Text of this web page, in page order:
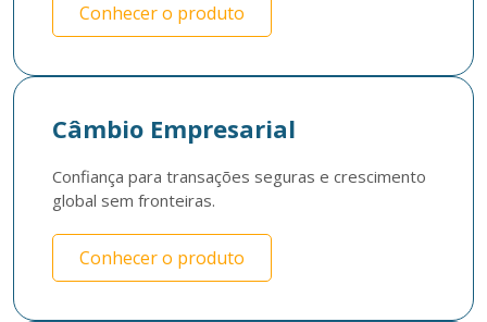
Conhecer o produto
Câmbio Empresarial
Confiança para transações seguras e crescimento
global sem fronteiras.
Conhecer o produto